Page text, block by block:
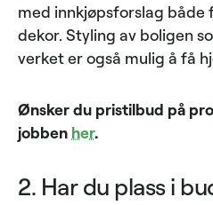
med innkjøpsforslag både
dekor. Styling av boligen
verket er også mulig å få
Ønsker du pristilbud på
jobben her.
2. Har du plass i